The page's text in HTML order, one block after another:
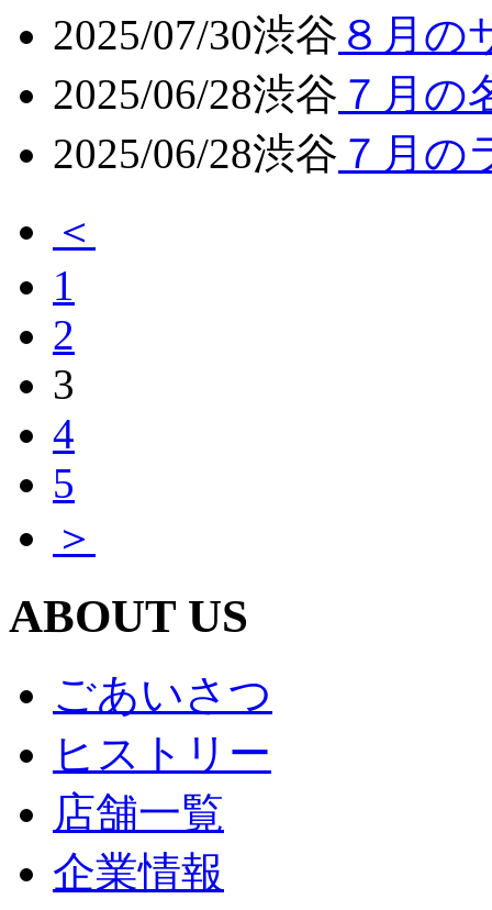
2025/07/30渋谷 ８月の
2025/06/28渋谷 ７月の
2025/06/28渋谷 ７月の
＜
1
2
3
4
5
＞
ABOUT US
ごあいさつ
ヒストリー
店舗一覧
企業情報